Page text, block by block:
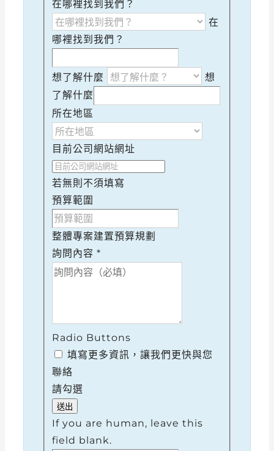
在哪裡找到我們？
在
哪裡找到我們？
想了解什麼
想
了解什麼
所在地區
目前公司網站網址
若無則不須填寫
預算範圍
整體專案建置預算規劃
詢問內容 *
Radio Buttons
填寫更多資訊，讓我們更快與您
聯絡
請勾選
If you are human, leave this
field blank.